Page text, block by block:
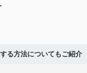
る方法についてもご紹介